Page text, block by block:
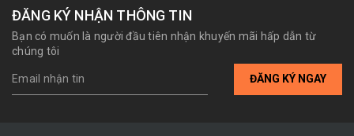
ĐĂNG KÝ NHẬN THÔNG TIN
Bạn có muốn là người đầu tiên nhận khuyến mãi hấp dẫn từ
chúng tôi
ĐĂNG KÝ NGAY